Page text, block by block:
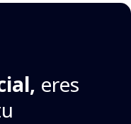
eres